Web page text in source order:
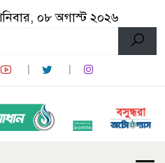
০৮ অগাস্ট ২০২৬